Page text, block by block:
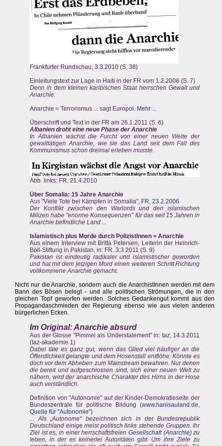
Frankfurter Rundschau, 3.3.2010 (S. 38)
Einleitungstext zur Lage in Haiti in der FR vom 1.2.2006 (S. 7)
Denn in dem kleinen karibischen Staat herrschen Gewalt und
Anarchie.
Anarchie = Terrorismus ... sagt Europol. Mehr ...
Überschrift und Text in der FR am 26.1.2011 (S. 6)
Albanien droht eine neue Phase der Anarchie
In Albanien wächst die Furcht von einer neuen Welte der
gewalttätigen Anarchie, wie sie das Land seit dem Fall des
Kommunismus schon dreimal erleben musste.
Abb. links: FR, 21.4.2010
Über Somalia: 15 Jahre Anarchie
Aus "Viele Tote bei Kämpfen in Somalia", FR, 23.2.2006
Der Konflikt zwischen den Warlords und den islamischen
Milizen habe "enorme Konsequenzen" für das seit 15 Jahren in
Anarchie befindliche Land ...
Islamistisch plus Morde durch PolizistInnen = Anarchie
Aus einem Interview mit Britta Petersen, Leiterin der Heinrich-
Böll-Stiftung in Pakistan, in: FR. 3.3.2011 (S. 9)
Pakistan ist eindeutig radikaler und islamistischer geworden
und hat mit dem jetzigen Mord einen weiteren Schritt Richtung
vollkommene Anarchie gemacht.
Nicht nur die Anarchie, sondern auch die AnarchistInnen werden mit dem
Bann des Bösen belegt - und alle politischen Strömungen, die in den
gleichen Topf geworfen werden. Solches Gedankengut kommt aus den
Propagandaschmieden der Regierung ebenso wie aus vielen anderen
bürgerlichen Ecken.
Im Original: Anarchie absurd
Aus der Glosse "Pimmel als Understatement" in: taz, 14.3.2011
(taz-akademie 1)
Dabei täte es ganz gut, wenn das Glied viel häufiger an die
Öffentlichkeit gelangte und dem Hosenstall entflöhe. Könnte es
doch vor dem Abheben zum Mainstream bewahren. Nur denen
die bereit und aufgeschlossen sind, sich einer neuen Welt zu
nähern, wird der anarchische Charakter des Hirns in der Hose
auch verständlich.
Definition von "Autonomie" auf der Kinder-Demokratieseite der
Bundeszentrale für politische Bildung (www.hanisauland.de,
Quelle für "Autonomie")
... Als „Autonome“ bezeichnen sich in der Bundesrepublik
Deutschland einige meist politisch links stehende Gruppen. Ihr
Ziel ist es, in einer herrschaftsfreien Gesellschaft(Anarchie) zu
leben, in der es keinerlei Autoritäten gibt. Um ihre Ziele zu